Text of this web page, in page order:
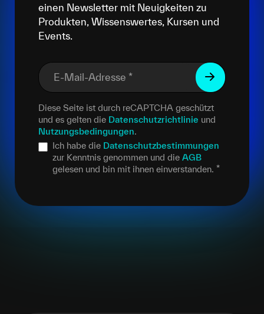
einen Newsletter mit Neuigkeiten zu
Produkten, Wissenswertes, Kursen und
Events.
E-Mail-Adresse *
Diese Seite ist durch reCAPTCHA geschützt
und es gelten die Datenschutzrichtlinie und
Nutzungsbedingungen.
Ich habe die Datenschutzbestimmungen
zur Kenntnis genommen und die AGB
gelesen und bin mit ihnen einverstanden. *